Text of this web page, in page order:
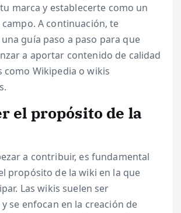
marca y establecerte como un
A continuación, te
guía paso a paso para que
a aportar contenido de calidad
como Wikipedia o wikis
el propósito de la
a contribuir, es fundamental
propósito de la wiki en la que
Las wikis suelen ser
se enfocan en la creación de